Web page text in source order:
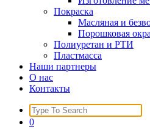
Покраска
Масляная и
Порошковая
Полиуретан и РТИ
Пластмасса
Наши партнеры
О нас
Контакты
Search
for:
0